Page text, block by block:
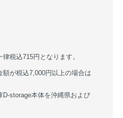
税込715円となります。
が税込7,000円以上の場合は
storage本体を沖縄県および